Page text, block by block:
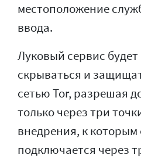
местоположение
ввода.
Луковый сервис будет
скрываться и
сетью Tor, разрешая
только через три
внедрения, к которым
подключается через